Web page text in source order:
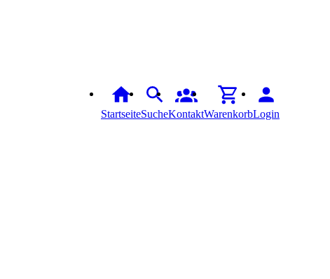
StartseiteSucheKontaktWarenkorbLogin